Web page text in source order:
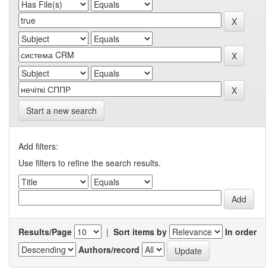
Start a new search
Add filters:
Use filters to refine the search results.
Results/Page | Sort items by
In order
Authors/record